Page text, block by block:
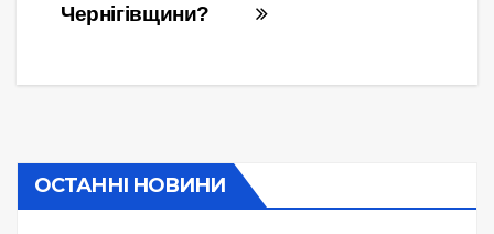
Чернігівщини?
ОСТАННІ НОВИНИ